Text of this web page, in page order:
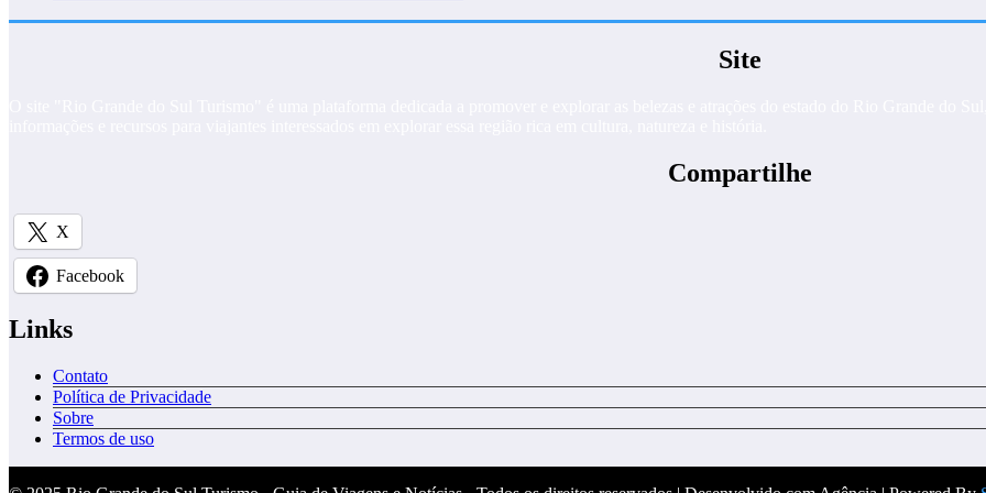
Site
Compartilhe
X
Facebook
Links
Contato
Política de Privacidade
Sobre
Termos de uso